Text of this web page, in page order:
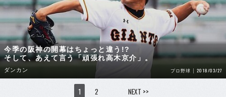
今季の阪神の開幕はちょっと違う!?
そして、あえて言う「頑張れ高木京介」。
ダンカン プロ野球 2018/03/27
1 2 NEXT >>